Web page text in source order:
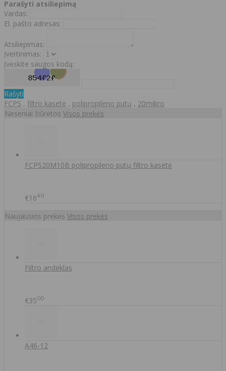
Parašyti atsiliepimą
Vardas:
El. pašto adresas:
Atsiliepimas:
Įvertinimas:
Įveskite saugos kodą:
Rašyti
FCPS , filtro kasetė , polipropileno putų , 20mikro
Neseniai žiūrėtos Visos prekės
FCPS20M10B polipropileno putų filtro kasetė
€1640
Naujausios prekės Visos prekės
Filtro andėklas
€3500
A46-12